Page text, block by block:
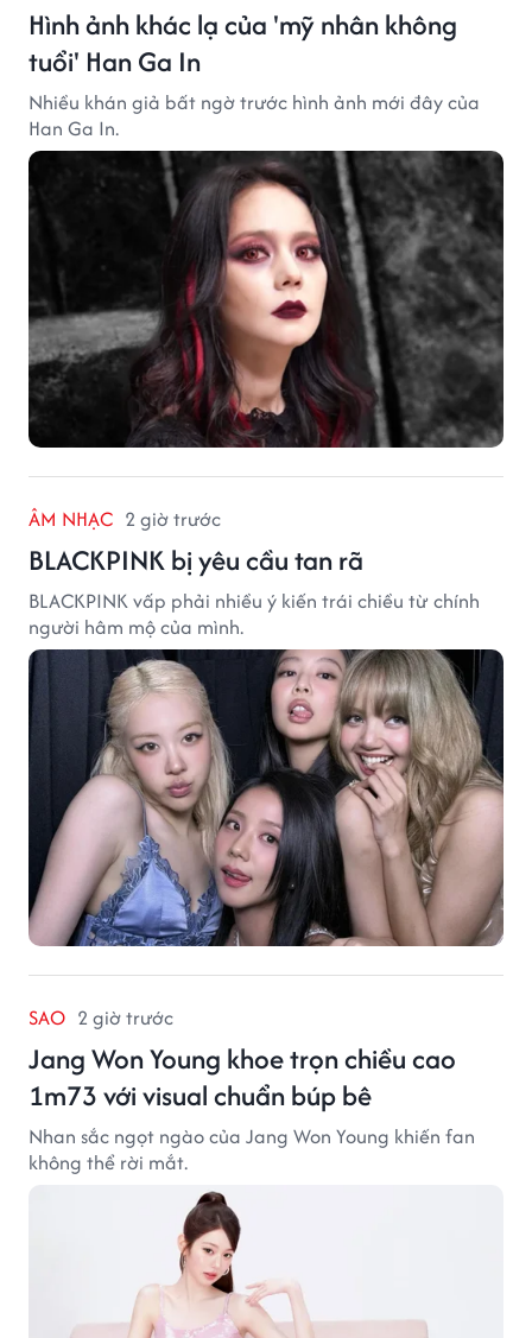
Hình ảnh khác lạ của 'mỹ nhân không
tuổi' Han Ga In
Nhiều khán giả bất ngờ trước hình ảnh mới đây của
Han Ga In.
ÂM NHẠC 2 giờ trước
BLACKPINK bị yêu cầu tan rã
BLACKPINK vấp phải nhiều ý kiến trái chiều từ chính
người hâm mộ của mình.
SAO 2 giờ trước
Jang Won Young khoe trọn chiều cao
1m73 với visual chuẩn búp bê
Nhan sắc ngọt ngào của Jang Won Young khiến fan
không thể rời mắt.